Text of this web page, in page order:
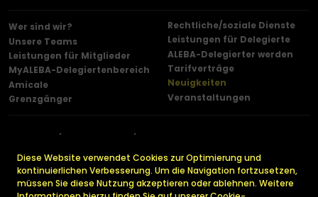
Wer sind wir?
Unsere Teams
Leistungen für Mitglieder
MyALEBA-Delegiertenbereich
Amicale
Grenzgänger
Rechtliche/soziale Dienste
Leistungen für Delegierte
ALEBA-Delegierter werden
Tarifverträge
Neuigkeiten
Veranstaltungen
Diese Website verwendet Cookies zur Optimierung und
kontinuierlichen Verbesserung. Um die Navigation fortzusetzen,
müssen Sie diese Nutzung akzeptieren oder ablehnen. Weitere